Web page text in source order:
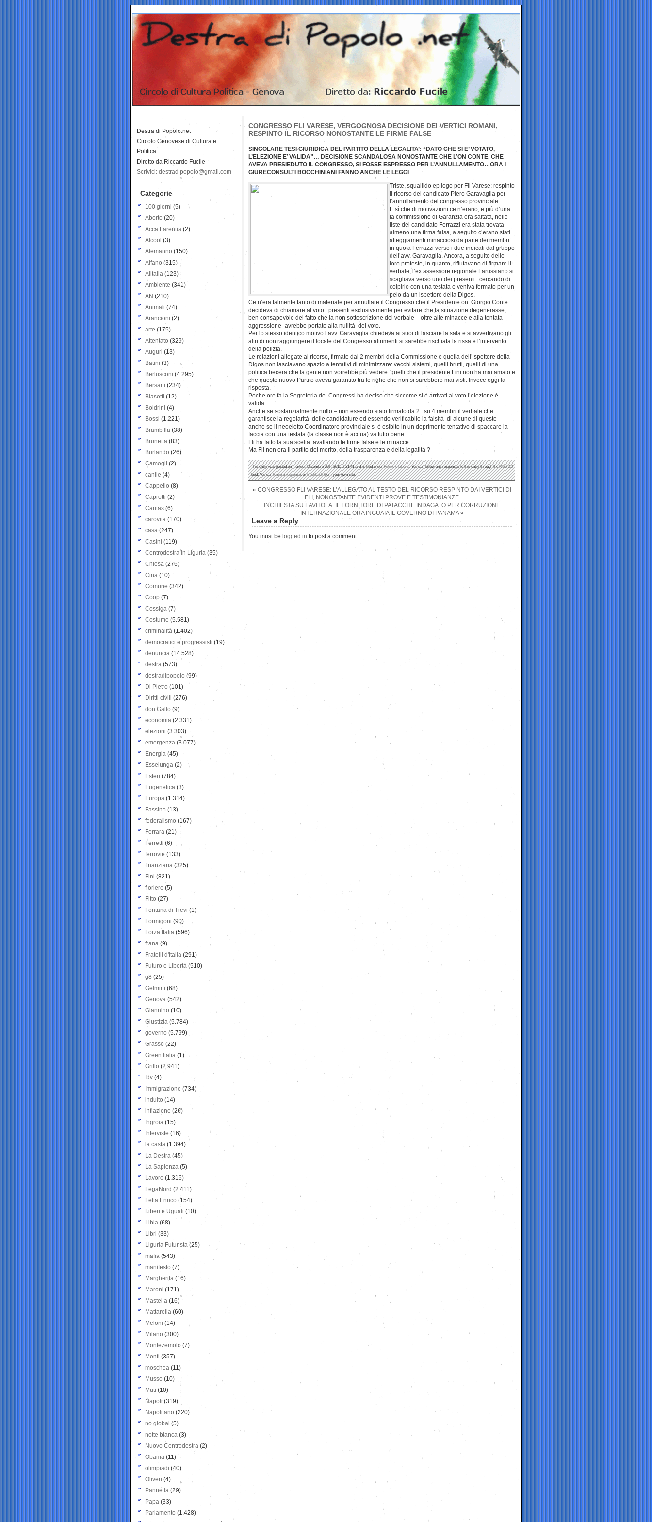
CONGRESSO FLI VARESE, VERGOGNOSA DECISIONE DEI VERTICI ROMANI,
RESPINTO IL RICORSO NONOSTANTE LE FIRME FALSE
SINGOLARE TESI GIURIDICA DEL PARTITO DELLA LEGALITA’: “DATO CHE SI E’ VOTATO,
L’ELEZIONE E’ VALIDA”… DECISIONE SCANDALOSA NONOSTANTE CHE L’ON CONTE, CHE
AVEVA PRESIEDUTO IL CONGRESSO, SI FOSSE ESPRESSO PER L’ANNULLAMENTO…ORA I
GIURECONSULTI BOCCHINIANI FANNO ANCHE LE LEGGI
Triste, squallido epilogo per Fli Varese: respinto
il ricorso del candidato Piero Garavaglia per
l’annullamento del congresso provinciale.
E sì che di motivazioni ce n’erano, e più d’una:
la commissione di Garanzia era saltata, nelle
liste del candidato Ferrazzi era stata trovata
almeno una firma falsa, a seguito c’erano stati
atteggiamenti minacciosi da parte dei membri
in quota Ferrazzi verso i due indicati dal gruppo
dell’avv. Garavaglia. Ancora, a seguito delle
loro proteste, in quanto, rifiutavano di firmare il
verbale, l’ex assessore regionale Larussiano si
scagliava verso uno dei presenti cercando di
colpirlo con una testata e veniva fermato per un
pelo da un ispettore della Digos.
Ce n’era talmente tanto di materiale per annullare il Congresso che il Presidente on. Giorgio Conte
decideva di chiamare al voto i presenti esclusivamente per evitare che la situazione degenerasse,
ben consapevole del fatto che la non sottoscrizione del verbale – oltre alle minacce e alla tentata
aggressione- avrebbe portato alla nullità del voto.
Per lo stesso identico motivo l’avv. Garavaglia chiedeva ai suoi di lasciare la sala e si avvertivano gli
altri di non raggiungere il locale del Congresso altrimenti si sarebbe rischiata la rissa e l’intervento
della polizia.
Le relazioni allegate al ricorso, firmate dai 2 membri della Commissione e quella dell’ispettore della
Digos non lasciavano spazio a tentativi di minimizzare: vecchi sistemi, quelli brutti, quelli di una
politica becera che la gente non vorrebbe più vedere..quelli che il presidente Fini non ha mai amato e
che questo nuovo Partito aveva garantito tra le righe che non si sarebbero mai visti. Invece oggi la
risposta.
Poche ore fa la Segreteria dei Congressi ha deciso che siccome si è arrivati al voto l’elezione è
valida.
Anche se sostanzialmente nullo – non essendo stato firmato da 2 su 4 membri il verbale che
garantisce la regolarità delle candidature ed essendo verificabile la falsità di alcune di queste-
anche se il neoeletto Coordinatore provinciale si è esibito in un deprimente tentativo di spaccare la
faccia con una testata (la classe non è acqua) va tutto bene.
Fli ha fatto la sua scelta. avallando le firme false e le minacce.
Ma Fli non era il partito del merito, della trasparenza e della legalità ?
This entry was posted on martedì, Dicembre 20th, 2011 at 21:41 and is filed underFuturo e Libertà. You can follow any responses to this entry through theRSS 2.0
feed. You canleave a response, ortrackbackfrom your own site.
« CONGRESSO FLI VARESE: L’ALLEGATO AL TESTO DEL RICORSO RESPINTO DAI VERTICI DI
FLI, NONOSTANTE EVIDENTI PROVE E TESTIMONIANZE
INCHIESTA SU LAVITOLA: IL FORNITORE DI PATACCHE INDAGATO PER CORRUZIONE
INTERNAZIONALE ORA INGUAIA IL GOVERNO DI PANAMA»
Leave a Reply
You must be logged in to post a comment.
Destra di Popolo.net
Circolo Genovese di Cultura e
Politica
Diretto da Riccardo Fucile
Scrivici: destradipopolo@gmail.com
Categorie
100 giorni (5)
Aborto (20)
Acca Larentia (2)
Alcool (3)
Alemanno (150)
Alfano (315)
Alitalia (123)
Ambiente (341)
AN (210)
Animali (74)
Arancioni (2)
arte (175)
Attentato (329)
Auguri (13)
Batini (3)
Berlusconi (4.295)
Bersani (234)
Biasotti (12)
Boldrini (4)
Bossi (1.221)
Brambilla (38)
Brunetta (83)
Burlando (26)
Camogli (2)
canile (4)
Cappello (8)
Caprotti (2)
Caritas (6)
carovita (170)
casa (247)
Casini (119)
Centrodestra in Liguria (35)
Chiesa (276)
Cina (10)
Comune (342)
Coop (7)
Cossiga (7)
Costume (5.581)
criminalità (1.402)
democratici e progressisti (19)
denuncia (14.528)
destra (573)
destradipopolo (99)
Di Pietro (101)
Diritti civili (276)
don Gallo (9)
economia (2.331)
elezioni (3.303)
emergenza (3.077)
Energia (45)
Esselunga (2)
Esteri (784)
Eugenetica (3)
Europa (1.314)
Fassino (13)
federalismo (167)
Ferrara (21)
Ferretti (6)
ferrovie (133)
finanziaria (325)
Fini (821)
fioriere (5)
Fitto (27)
Fontana di Trevi (1)
Formigoni (90)
Forza Italia (596)
frana (9)
Fratelli d'Italia (291)
Futuro e Libertà (510)
g8 (25)
Gelmini (68)
Genova (542)
Giannino (10)
Giustizia (5.784)
governo (5.799)
Grasso (22)
Green Italia (1)
Grillo (2.941)
Idv (4)
Immigrazione (734)
indulto (14)
inflazione (26)
Ingroia (15)
Interviste (16)
la casta (1.394)
La Destra (45)
La Sapienza (5)
Lavoro (1.316)
LegaNord (2.411)
Letta Enrico (154)
Liberi e Uguali (10)
Libia (68)
Libri (33)
Liguria Futurista (25)
mafia (543)
manifesto (7)
Margherita (16)
Maroni (171)
Mastella (16)
Mattarella (60)
Meloni (14)
Milano (300)
Montezemolo (7)
Monti (357)
moschea (11)
Musso (10)
Muti (10)
Napoli (319)
Napolitano (220)
no global (5)
notte bianca (3)
Nuovo Centrodestra (2)
Obama (11)
olimpiadi (40)
Oliveri (4)
Pannella (29)
Papa (33)
Parlamento (1.428)